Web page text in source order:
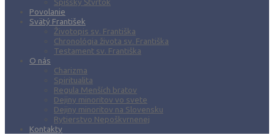
Spišský Štvrtok
Povolanie
Svätý František
Životopis sv. Františka
Chronológia života sv. Františka
Testament sv. Františka
O nás
Charizma
Spiritualita
Regula Menších bratov
Dejiny minoritov vo svete
Dejiny minoritov na Slovensku
Rytierstvo Nepoškvrnenej
Kontakty